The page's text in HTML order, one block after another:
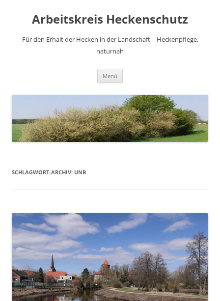
springenArbeitskreis Heckenschutz
Für den Erhalt der Hecken in der Landschaft – Heckenpflege,
naturnah
Menü
SCHLAGWORT-ARCHIV: UNB